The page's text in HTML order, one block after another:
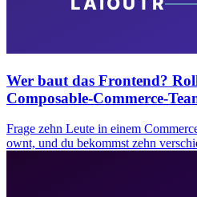
Wer baut das Frontend?
Composable-Commerce-
Frage zehn Leute in einem
ownt, und du bekommst zehn